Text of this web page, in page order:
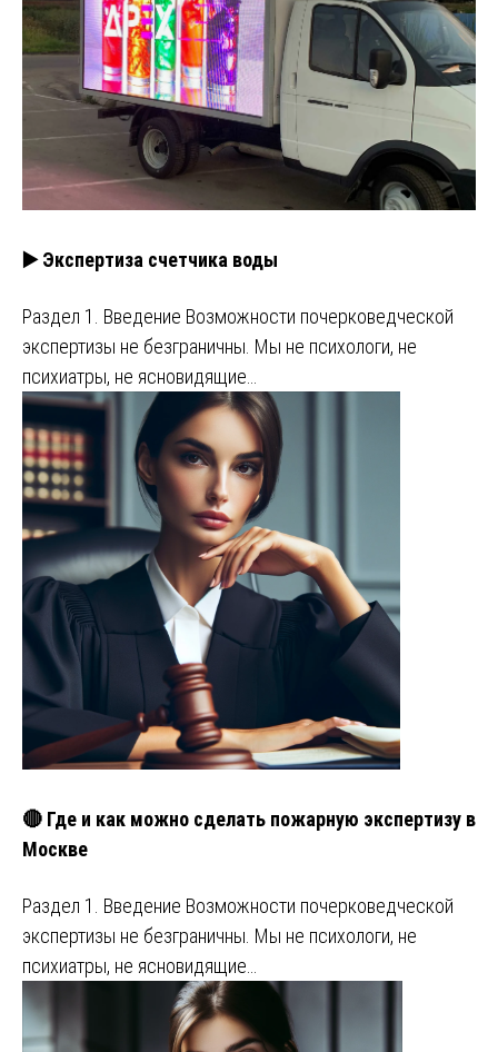
▶️ Экспертиза счетчика воды
Раздел 1. Введение Возможности почерковедческой
экспертизы не безграничны. Мы не психологи, не
психиатры, не ясновидящие…
🔴 Где и как можно сделать пожарную экспертизу в
Москве
Раздел 1. Введение Возможности почерковедческой
экспертизы не безграничны. Мы не психологи, не
психиатры, не ясновидящие…